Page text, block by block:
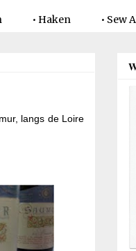
• Haken • Sew
langs de Loire